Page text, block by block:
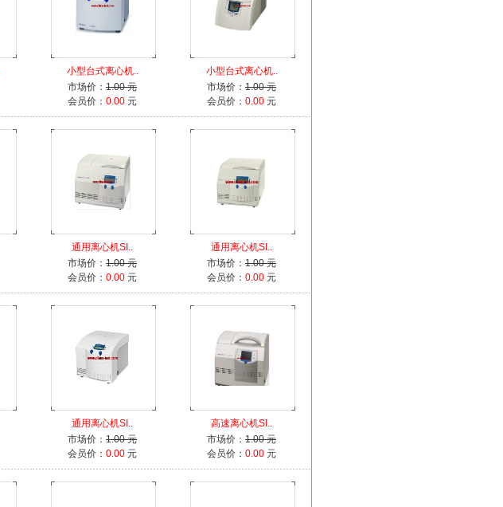
小型台式离心机..
市场价： 1.00 元
会员价： 0.00 元
小型台式离心机..
市场价： 1.00 元
会员价： 0.00 元
通用离心机SI..
市场价： 1.00 元
会员价： 0.00 元
通用离心机SI..
市场价： 1.00 元
会员价： 0.00 元
通用离心机SI..
市场价： 1.00 元
会员价： 0.00 元
高速离心机SI..
市场价： 1.00 元
会员价： 0.00 元